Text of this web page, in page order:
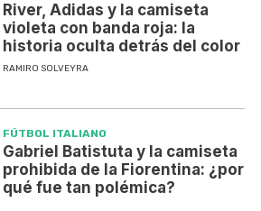
River, Adidas y la camiseta
violeta con banda roja: la
historia oculta detrás del color
RAMIRO SOLVEYRA
FÚTBOL ITALIANO
Gabriel Batistuta y la camiseta
prohibida de la Fiorentina: ¿por
qué fue tan polémica?